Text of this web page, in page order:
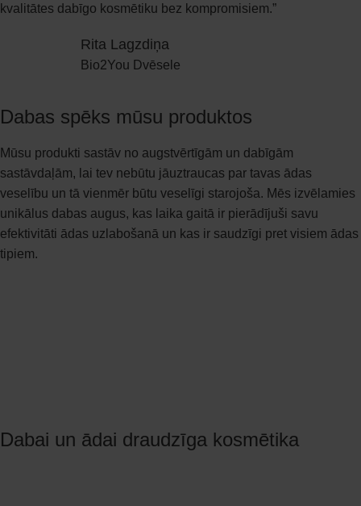
kvalitātes dabīgo kosmētiku bez kompromisiem.”
Rita Lagzdiņa
Bio2You Dvēsele
Dabas spēks mūsu produktos
Mūsu produkti sastāv no augstvērtīgām un dabīgām
sastāvdaļām, lai tev nebūtu jāuztraucas par tavas ādas
veselību un tā vienmēr būtu veselīgi starojoša. Mēs izvēlamies
unikālus dabas augus, kas laika gaitā ir pierādījuši savu
efektivitāti ādas uzlabošanā un kas ir saudzīgi pret visiem ādas
tipiem.
Dabai un ādai draudzīga kosmētika